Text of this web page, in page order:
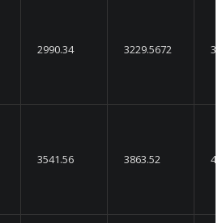
2990.34 3229.5672
3541.56 3863.52